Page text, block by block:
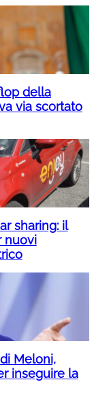
della
via scortato
sharing: il
nuovi
Meloni,
inseguire la